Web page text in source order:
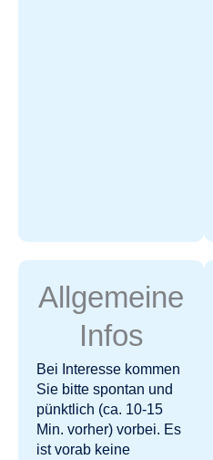
Allgemeine
Infos
Bei Interesse kommen
Sie bitte spontan und
pünktlich (ca. 10-15
Min. vorher) vorbei. Es
ist vorab keine